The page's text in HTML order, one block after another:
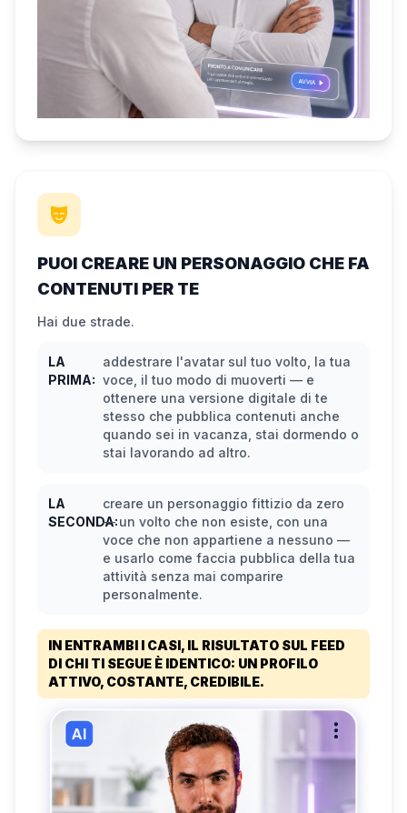
PUOI CREARE UN PERSONAGGIO CHE FA
CONTENUTI PER TE
Hai due strade.
LA
PRIMA:
addestrare l'avatar sul tuo volto, la tua
voce, il tuo modo di muoverti — e
ottenere una versione digitale di te
stesso che pubblica contenuti anche
quando sei in vacanza, stai dormendo o
stai lavorando ad altro.
LA
SECONDA:
creare un personaggio fittizio da zero
— un volto che non esiste, con una
voce che non appartiene a nessuno —
e usarlo come faccia pubblica della tua
attività senza mai comparire
personalmente.
IN ENTRAMBI I CASI, IL RISULTATO SUL FEED
DI CHI TI SEGUE È IDENTICO: UN PROFILO
ATTIVO, COSTANTE, CREDIBILE.